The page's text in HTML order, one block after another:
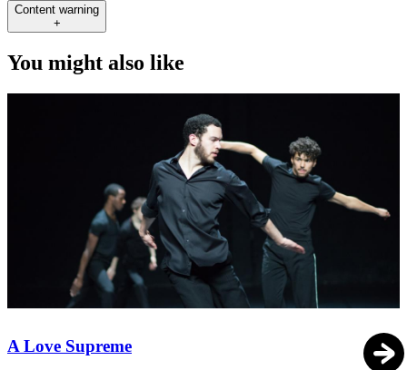
Content warning
+
You might also like
A Love Supreme